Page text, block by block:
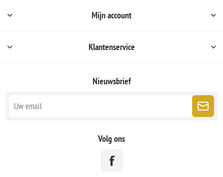
Mijn account
Klantenservice
Nieuwsbrief
Volg ons